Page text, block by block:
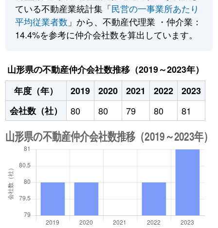
ている不動産業統計集「民営の一事業所あたり
平均従業者数 」から、不動産代理業 ・仲介業：
14.4%を参考に仲介会社数を算出しています。
山形県の不動産仲介会社数推移（2019～2023年）
年度（年）
2019 2020 2021 2022
2023
会社数（社）
80 80 79 80 81